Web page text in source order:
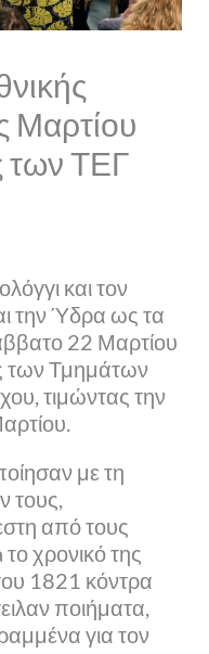
Μαρτίου
των ΤΕΓ
και τον
την Ύδρα ως τα
22 Μαρτίου
των Τμημάτων
τιμώντας την
με τη
τους,
από τους
χρονικό της
1821 κόντρα
ποιήματα,
για τον